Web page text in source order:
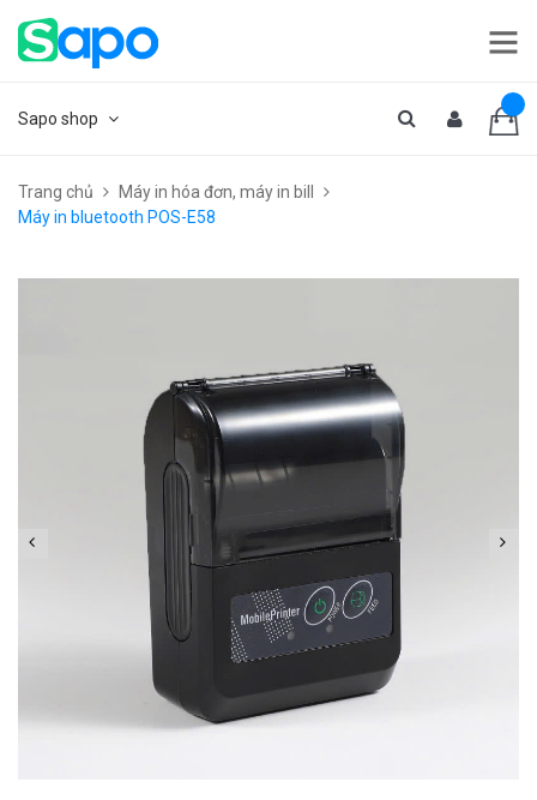
Sapo shop
Trang chủ
Máy in hóa đơn, máy in bill
Máy in bluetooth POS-E58